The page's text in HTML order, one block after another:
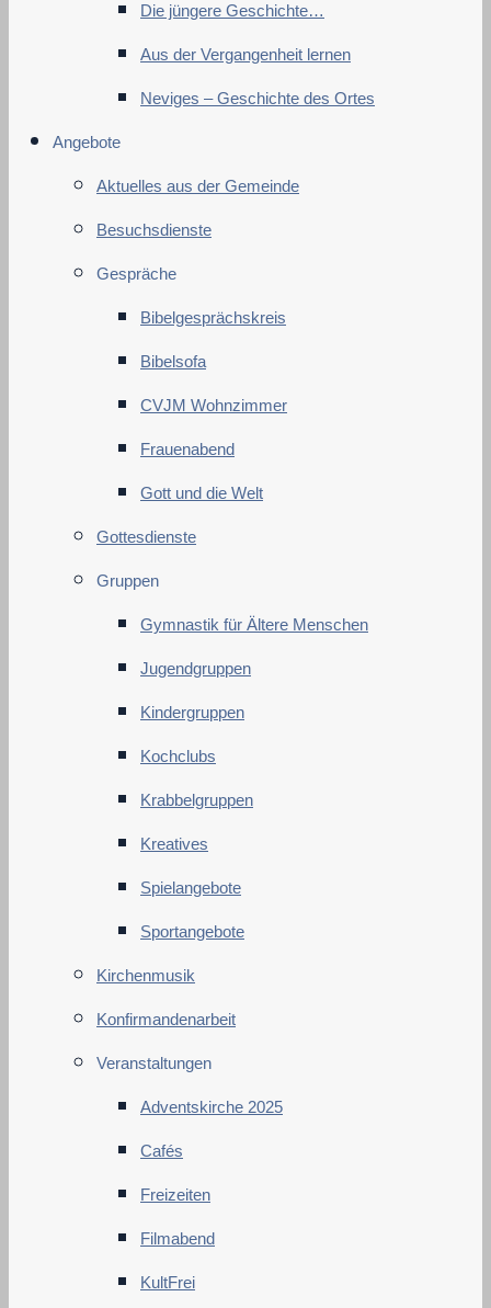
Die jüngere Geschichte…
Aus der Vergangenheit lernen
Neviges – Geschichte des Ortes
Angebote
Aktuelles aus der Gemeinde
Besuchsdienste
Gespräche
Bibelgesprächskreis
Bibelsofa
CVJM Wohnzimmer
Frauenabend
Gott und die Welt
Gottesdienste
Gruppen
Gymnastik für Ältere Menschen
Jugendgruppen
Kindergruppen
Kochclubs
Krabbelgruppen
Kreatives
Spielangebote
Sportangebote
Kirchenmusik
Konfirmandenarbeit
Veranstaltungen
Adventskirche 2025
Cafés
Freizeiten
Filmabend
KultFrei